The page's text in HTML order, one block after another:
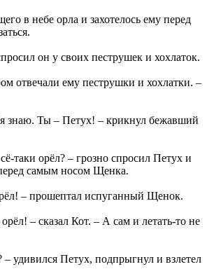
в небе орла и захотелось ему перед
он у своих пеструшек и хохлаток.
отвечали ему пеструшки и хохлатки. –
знаю. Ты – Петух! – крикнул бежавший
таки орёл? – грозно спросил Петух и
самым носом Щенка.
– прошептал испуганный Щенок.
– сказал Кот. – А сам и летать-то не
удивился Петух, подпрыгнул и взлетел